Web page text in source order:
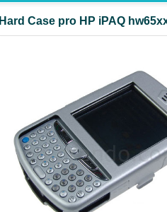
Hard Case pro HP iPAQ